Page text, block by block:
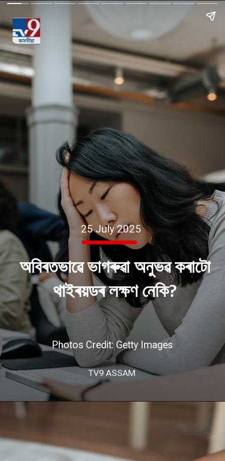
অবিৰতভাৱে ভাগৰুৱা অনুভৱ কৰাটো
থাইৰয়ডৰ লক্ষণ নেকি?
25 July 2025
TV9 ASSAM
Photos Credit: Getty Images